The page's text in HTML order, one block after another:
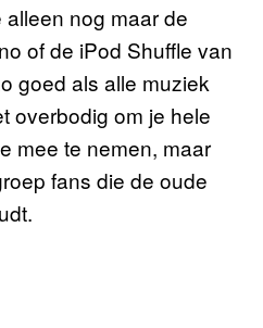
nog maar de
of de iPod Shuffle van
goed als alle muziek
overbodig om je hele
mee te nemen, maar
fans die de oude